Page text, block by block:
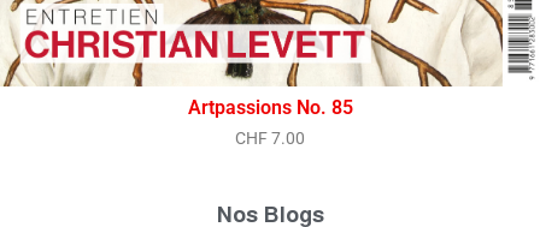
Artpassions No. 85
CHF7.00
Nos Blogs